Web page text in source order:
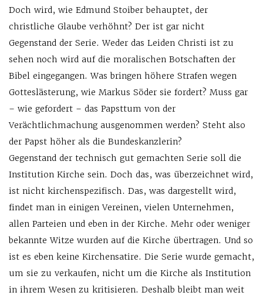
Doch wird, wie Edmund Stoiber behauptet, der
christliche Glaube verhöhnt? Der ist gar nicht
Gegenstand der Serie. Weder das Leiden Christi ist zu
sehen noch wird auf die moralischen Botschaften der
Bibel eingegangen. Was bringen höhere Strafen wegen
Gotteslästerung, wie Markus Söder sie fordert? Muss gar
– wie gefordert – das Papsttum von der
Verächtlichmachung ausgenommen werden? Steht also
der Papst höher als die Bundeskanzlerin?
Gegenstand der technisch gut gemachten Serie soll die
Institution Kirche sein. Doch das, was überzeichnet wird,
ist nicht kirchenspezifisch. Das, was dargestellt wird,
findet man in einigen Vereinen, vielen Unternehmen,
allen Parteien und eben in der Kirche. Mehr oder weniger
bekannte Witze wurden auf die Kirche übertragen. Und so
ist es eben keine Kirchensatire. Die Serie wurde gemacht,
um sie zu verkaufen, nicht um die Kirche als Institution
in ihrem Wesen zu kritisieren. Deshalb bleibt man weit